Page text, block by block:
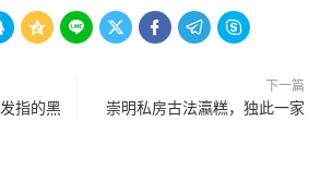
     
指的黑
下一篇
崇明私房古法瀛糕，独此一家